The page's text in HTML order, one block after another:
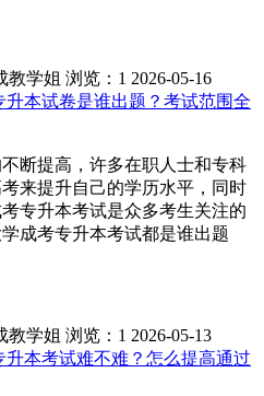
教学姐 浏览：1 2026-05-16
本试卷是谁出题？考试范围全
断提高，许多在职人士和专科
来提升自己的学历水平，同时
专升本考试是众多考生关注的
成考专升本考试都是谁出题
教学姐 浏览：1 2026-05-13
本考试难不难？怎么提高通过